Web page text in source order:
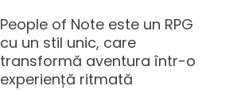
People of Note este un RPG
cu un stil unic, care
transformă aventura într-o
experiență ritmată